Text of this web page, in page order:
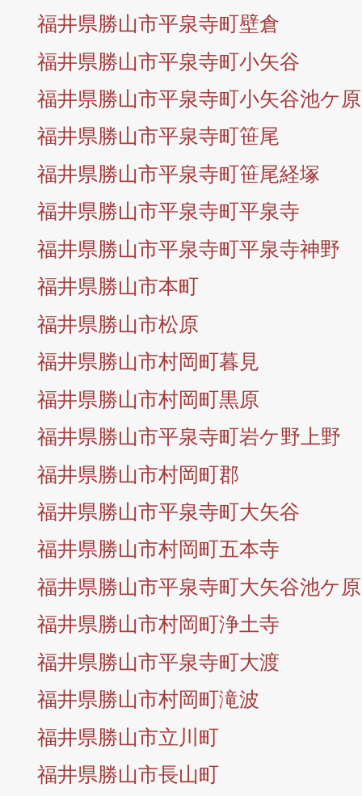
福井県勝山市平泉寺町壁倉
福井県勝山市平泉寺町小矢谷
福井県勝山市平泉寺町小矢谷池ケ原
福井県勝山市平泉寺町笹尾
福井県勝山市平泉寺町笹尾経塚
福井県勝山市平泉寺町平泉寺
福井県勝山市平泉寺町平泉寺神野
福井県勝山市本町
福井県勝山市松原
福井県勝山市村岡町暮見
福井県勝山市村岡町黒原
福井県勝山市平泉寺町岩ケ野上野
福井県勝山市村岡町郡
福井県勝山市平泉寺町大矢谷
福井県勝山市村岡町五本寺
福井県勝山市平泉寺町大矢谷池ケ原
福井県勝山市村岡町浄土寺
福井県勝山市平泉寺町大渡
福井県勝山市村岡町滝波
福井県勝山市立川町
福井県勝山市長山町